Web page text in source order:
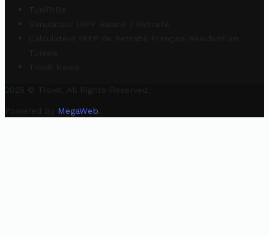
TuniRIBs
Simulateur IRPP Salarié / Retraité
Calculateur IRPP de Retraité Français Résident en
Tunisie
Trovit News
2025 © Trovit. All Rights Reserved.
Powered By MegaWeb